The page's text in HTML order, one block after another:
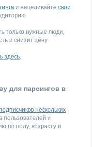
и нацеливайте свои
только нужные люди,
и снизит цену
здесь.
для парсингов в
нескольких
пользователей и
по полу, возрасту и